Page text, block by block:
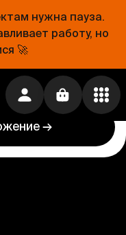
нужна пауза.
работу, но
🚀
ресторана
→